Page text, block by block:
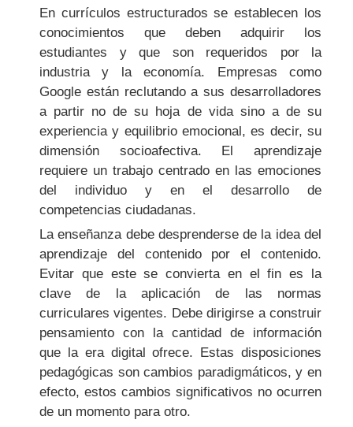
En currículos estructurados se establecen los
conocimientos que deben adquirir los
estudiantes y que son requeridos por la
industria y la economía. Empresas como
Google están reclutando a sus desarrolladores
a partir no de su hoja de vida sino a de su
experiencia y equilibrio emocional, es decir, su
dimensión socioafectiva. El aprendizaje
requiere un trabajo centrado en las emociones
del individuo y en el desarrollo de
competencias ciudadanas.
La enseñanza debe desprenderse de la idea del
aprendizaje del contenido por el contenido.
Evitar que este se convierta en el fin es la
clave de la aplicación de las normas
curriculares vigentes. Debe dirigirse a construir
pensamiento con la cantidad de información
que la era digital ofrece. Estas disposiciones
pedagógicas son cambios paradigmáticos, y en
efecto, estos cambios significativos no ocurren
de un momento para otro.